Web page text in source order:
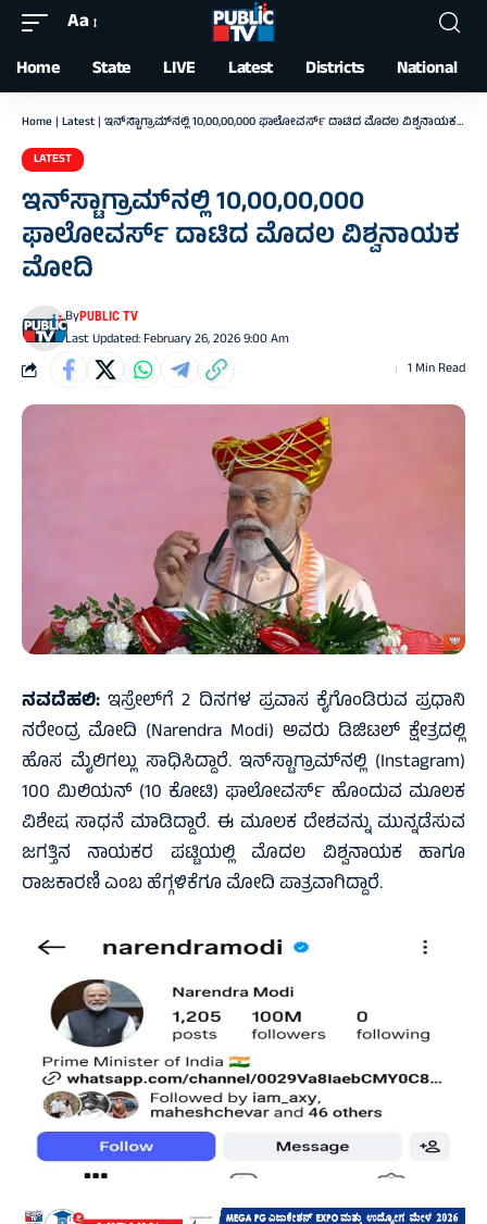
Font
Resizer
Aa
Home State LIVE Latest Districts National
Home | Latest | ಇನ್‌ಸ್ಟಾಗ್ರಾಮ್‌ನಲ್ಲಿ 10,00,00,000 ಫಾಲೋವರ್ಸ್‌ ದಾಟಿದ ಮೊದಲ ವಿಶ್ವನಾಯಕ ಮೋದಿ
LATEST
ಇನ್‌ಸ್ಟಾಗ್ರಾಮ್‌ನಲ್ಲಿ 10,00,00,000
ಫಾಲೋವರ್ಸ್‌ ದಾಟಿದ ಮೊದಲ ವಿಶ್ವನಾಯಕ
ಮೋದಿ
Last Updated: February 26, 2026 9:00 Am
ByPUBLIC TV
1 Min Read
ನವದೆಹಲಿ: ಇಸ್ರೇಲ್‌ಗೆ 2 ದಿನಗಳ ಪ್ರವಾಸ ಕೈಗೊಂಡಿರುವ ಪ್ರಧಾನಿ
ನರೇಂದ್ರ ಮೋದಿ (Narendra Modi) ಅವರು ಡಿಜಿಟಲ್‌ ಕ್ಷೇತ್ರದಲ್ಲಿ
ಹೊಸ ಮೈಲಿಗಲ್ಲು ಸಾಧಿಸಿದ್ದಾರೆ. ಇನ್‌ಸ್ಟಾಗ್ರಾಮ್‌ನಲ್ಲಿ (Instagram)
100 ಮಿಲಿಯನ್‌ (10 ಕೋಟಿ) ಫಾಲೋವರ್ಸ್‌ ಹೊಂದುವ ಮೂಲಕ
ವಿಶೇಷ ಸಾಧನೆ ಮಾಡಿದ್ದಾರೆ. ಈ ಮೂಲಕ ದೇಶವನ್ನು ಮುನ್ನಡೆಸುವ
ಜಗತ್ತಿನ ನಾಯಕರ ಪಟ್ಟಿಯಲ್ಲಿ ಮೊದಲ ವಿಶ್ವನಾಯಕ ಹಾಗೂ
ರಾಜಕಾರಣಿ ಎಂಬ ಹೆಗ್ಗಳಿಕೆಗೂ ಮೋದಿ ಪಾತ್ರವಾಗಿದ್ದಾರೆ.